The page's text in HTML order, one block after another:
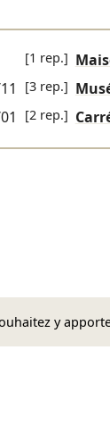
[1 rep.]
[3 rep.]
[2 rep.]
y